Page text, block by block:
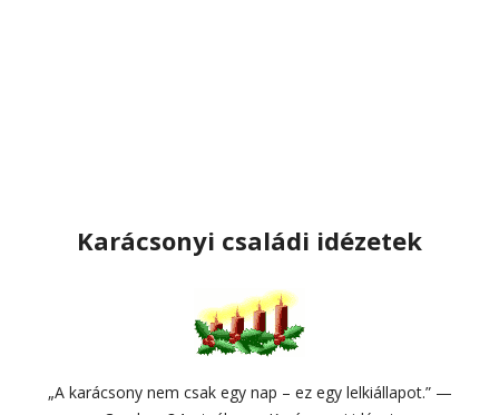
Karácsonyi családi idézetek
„A karácsony nem csak egy nap – ez egy lelkiállapot.” —